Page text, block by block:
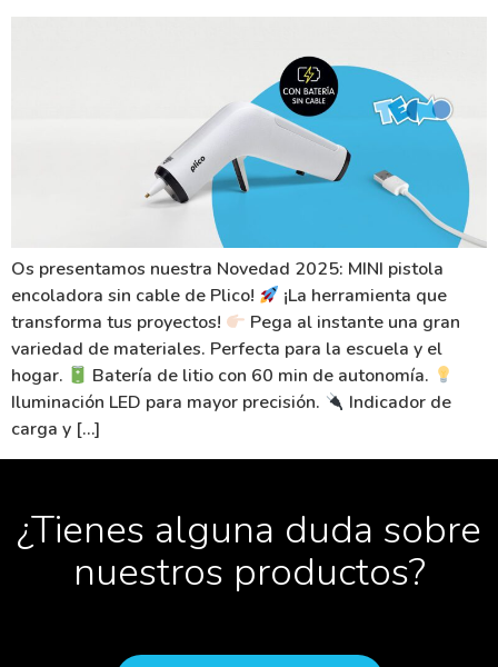
Os presentamos nuestra Novedad 2025: MINI pistola
encoladora sin cable de Plico!
¡La herramienta que
transforma tus proyectos!
Pega al instante una gran
variedad de materiales. Perfecta para la escuela y el
hogar.
Batería de litio con 60 min de autonomía.
Iluminación LED para mayor precisión.
Indicador de
carga y […]
¿Tienes alguna duda sobre
nuestros productos?